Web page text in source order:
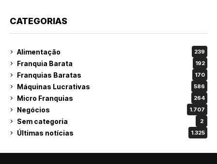
CATEGORIAS
Alimentação 239
Franquia Barata 192
Franquias Baratas 170
Máquinas Lucrativas 586
Micro Franquias 264
Negócios 1.707
Sem categoria 2
Últimas notícias 1.325